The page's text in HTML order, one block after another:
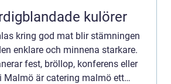
kulörer
kring god mat blir stämningen
enklare och minnena starkare.
fest, bröllop, konferens eller
Malmö är catering malmö ett